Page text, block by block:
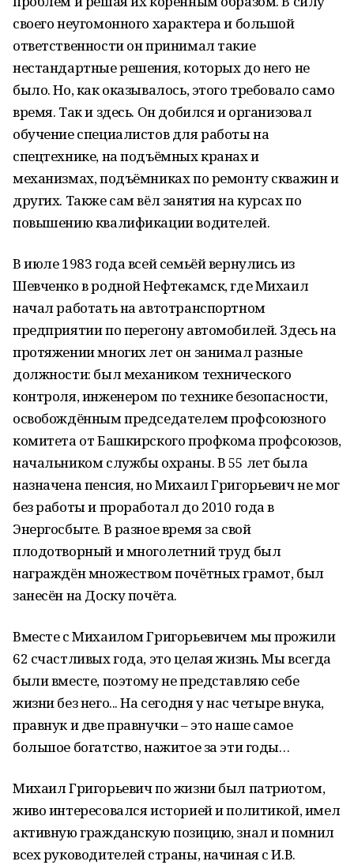
своего неугомонного характера и большой
ответственности он принимал такие
нестандартные решения, которых до него не
было. Но, как оказывалось, этого требовало само
время. Так и здесь. Он добился и организовал
обучение специалистов для работы на
спецтехнике, на подъёмных кранах и
механизмах, подъёмниках по ремонту скважин и
других. Также сам вёл занятия на курсах по
повышению квалификации водителей.
В июле 1983 года всей семьёй вернулись из
Шевченко в родной Нефтекамск, где Михаил
начал работать на автотранспортном
предприятии по перегону автомобилей. Здесь на
протяжении многих лет он занимал разные
должности: был механиком технического
контроля, инженером по технике безопасности,
освобождённым председателем профсоюзного
комитета от Башкирского профкома профсоюзов,
начальником службы охраны. В 55 лет была
назначена пенсия, но Михаил Григорьевич не мог
без работы и проработал до 2010 года в
Энергосбыте. В разное время за свой
плодотворный и многолетний труд был
награждён множеством почётных грамот, был
занесён на Доску почёта.
Вместе с Михаилом Григорьевичем мы прожили
62 счастливых года, это целая жизнь. Мы всегда
были вместе, поэтому не представляю себе
жизни без него... На сегодня у нас четыре внука,
правнук и две правнучки – это наше самое
большое богатство, нажитое за эти годы…
Михаил Григорьевич по жизни был патриотом,
живо интересовался историей и политикой, имел
активную гражданскую позицию, знал и помнил
всех руководителей страны, начиная с И.В.